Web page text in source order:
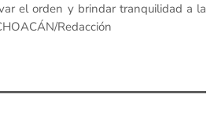
el orden y brindar tranquilidad a la
Redacción